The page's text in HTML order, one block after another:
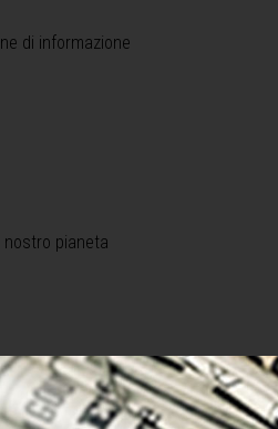
di informazione
nostro pianeta